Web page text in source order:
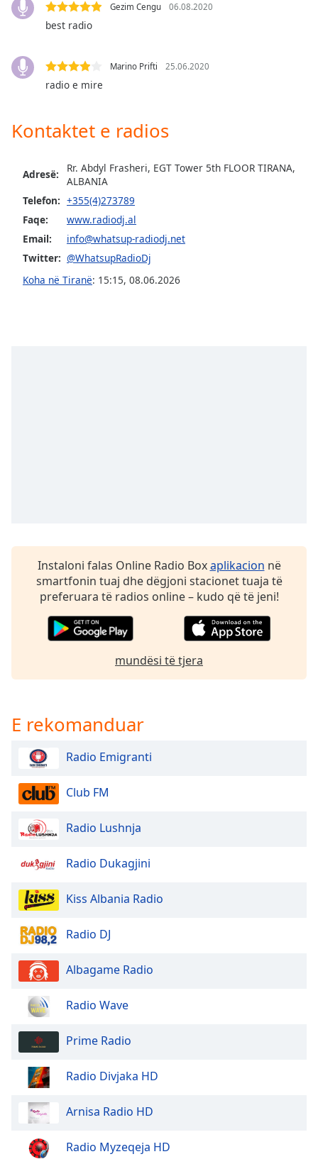
Chapters
descriptions
Subtitles
subtitles
settings,
subtitles
settings
dialog
subtitles
selected
window.
Opacity
Text
Background
Opacity
Caption
Area
Background
Color
Font
Gezim Cengu 06.08.2020
best radio
Marino Prifti 25.06.2020
radio e mire
Kontaktet e radios
Adresë:
Rr. Abdyl Frasheri, EGT Tower 5th FLOOR TIRANA,
ALBANIA
Telefon: +355(4)273789
Faqe:
www.radiodj.al
Email:
info@whatsup-radiodj.net
Twitter: @WhatsupRadioDj
Koha në Tiranë: 15:15, 08.06.2026
Instaloni falas Online Radio Boxaplikacion në
smartfonin tuaj dhe dëgjoni stacionet tuaja të
preferuara të radios online – kudo që të jeni!
mundësi të tjera
E rekomanduar
Radio Emigranti
Club FM
Radio Lushnja
Radio Dukagjini
Kiss Albania Radio
Radio DJ
Albagame Radio
Radio Wave
Prime Radio
Radio Divjaka HD
Arnisa Radio HD
Radio Myzeqeja HD